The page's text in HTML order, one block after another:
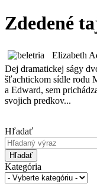
Zdedené
Elizabeth
Dej dramatickej ságy
šľachtickom sídle rodu
a Edward, sem
svojich predkov...
Hľadať
Hľadať
Kategória